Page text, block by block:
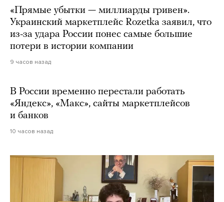
«Прямые убытки — миллиарды гривен».
Украинский маркетплейс Rozetka заявил, что
из-за удара России понес самые большие
потери в истории компании
9 часов назад
В России временно перестали работать
«Яндекс», «Макс», сайты маркетплейсов
и банков
10 часов назад